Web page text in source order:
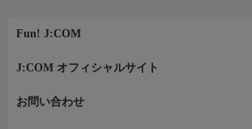
Fun! J:COM
J:COM オフィシャルサイト
お問い合わせ